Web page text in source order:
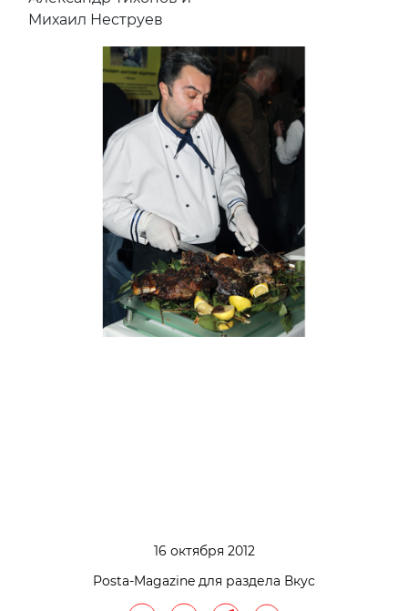
Михаил Неструев
16 октября 2012
Posta-Magazine для раздела Вкус